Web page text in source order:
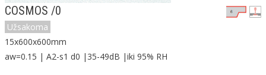
COSMOS /0
Užsakoma
15x600x600mm
aw=0.15 | A2-s1 d0 |35-49dB |iki 95% RH